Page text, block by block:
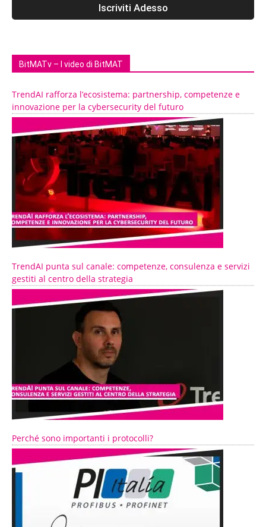
BitMATv – I video di BitMAT
TrendAI rafforza l’ecosistema: partnership, competenze e
innovazione per la cybersecurity del futuro
TrendAI punta sul canale: competenze, consulenza e servizi
gestiti al centro della strategia
Perché sono importanti i protocolli?